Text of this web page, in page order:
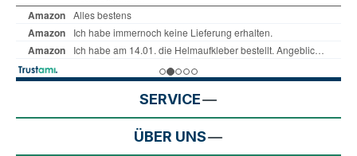
SERVICE
ÜBER UNS